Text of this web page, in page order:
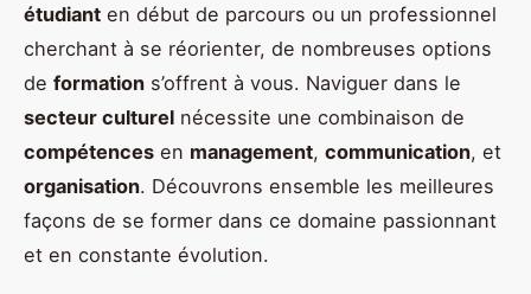
étudiant en début de parcours ou un professionnel
cherchant à se réorienter, de nombreuses options
de formation s’offrent à vous. Naviguer dans le
secteur culturel nécessite une combinaison de
compétences en management, communication, et
organisation. Découvrons ensemble les meilleures
façons de se former dans ce domaine passionnant
et en constante évolution.